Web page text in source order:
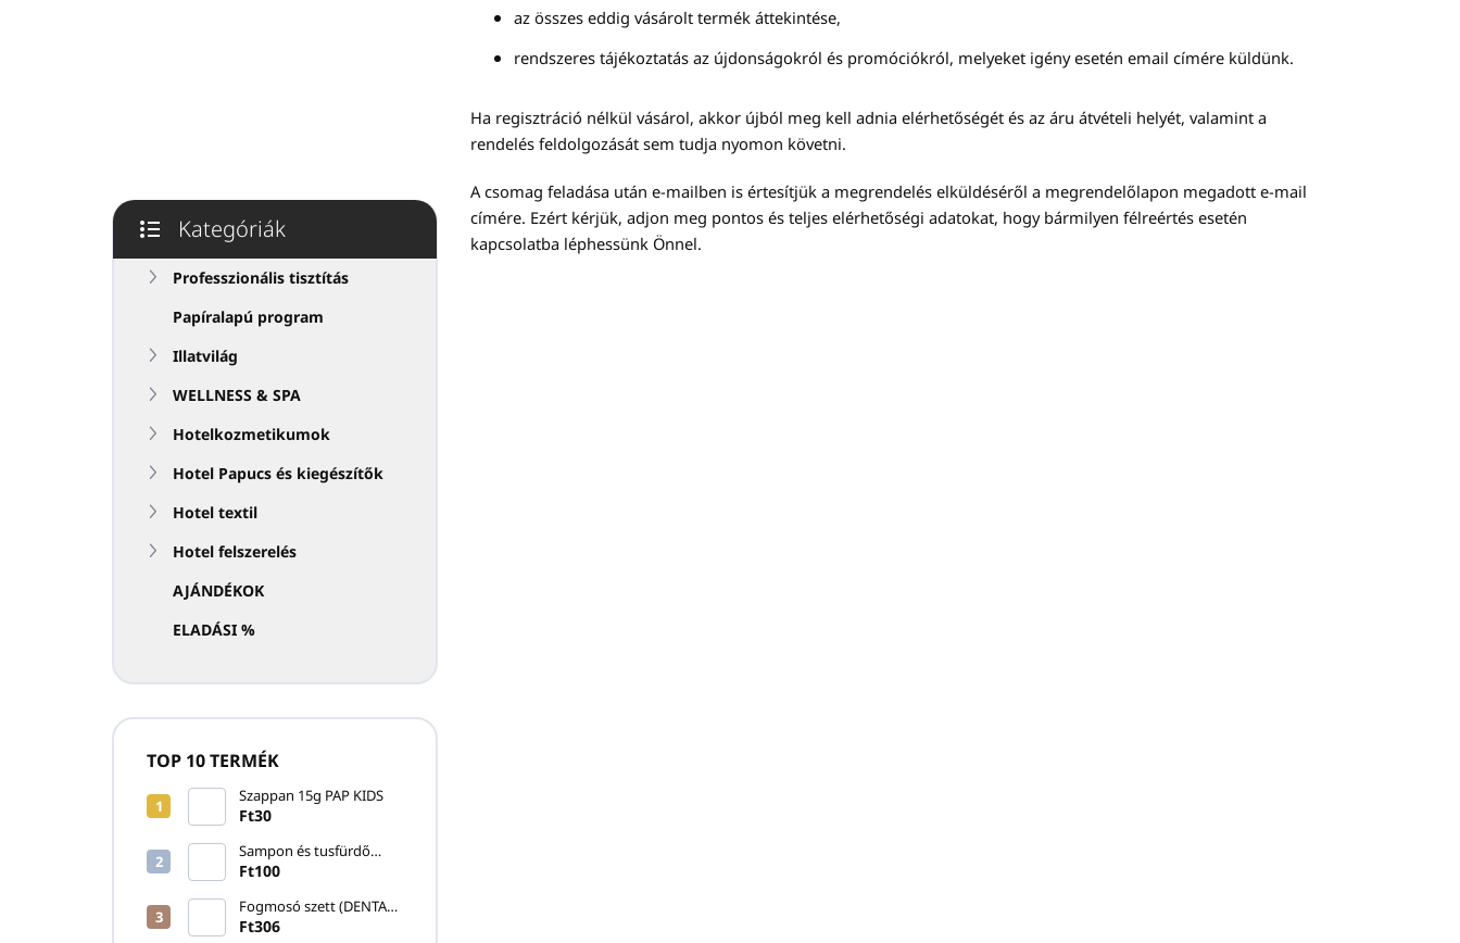
Kategóriák
átugrása
Kategóriák
Professzionális tisztítás
Papíralapú program
Illatvilág
WELLNESS & SPA
Hotelkozmetikumok
Hotel Papucs és kiegészítők
Hotel textil
Hotel felszerelés
AJÁNDÉKOK
ELADÁSI %
TOP 10 TERMÉK
Szappan 15g PAP KIDS
Ft30
Sampon és tusfürdő
20ml SKIN ESSENTIALS
Ft100
Fogmosó szett (DENTAL
KIT) PURITY WHITE
Ft306
az összes eddig vásárolt termék áttekintése,
rendszeres tájékoztatás az újdonságokról és promóciókról, melyeket igény esetén email címére küldünk.
Ha regisztráció nélkül vásárol, akkor újból meg kell adnia elérhetőségét és az áru átvételi helyét, valamint a
rendelés feldolgozását sem tudja nyomon követni.
A csomag feladása után e-mailben is értesítjük a megrendelés elküldéséről a megrendelőlapon megadott e-mail
címére. Ezért kérjük, adjon meg pontos és teljes elérhetőségi adatokat, hogy bármilyen félreértés esetén
kapcsolatba léphessünk Önnel.